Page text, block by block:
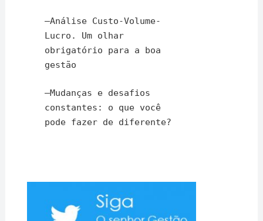
–Análise Custo-Volume-
Lucro. Um olhar
obrigatório para a boa
gestão
–Mudanças e desafios
constantes: o que você
pode fazer de diferente?